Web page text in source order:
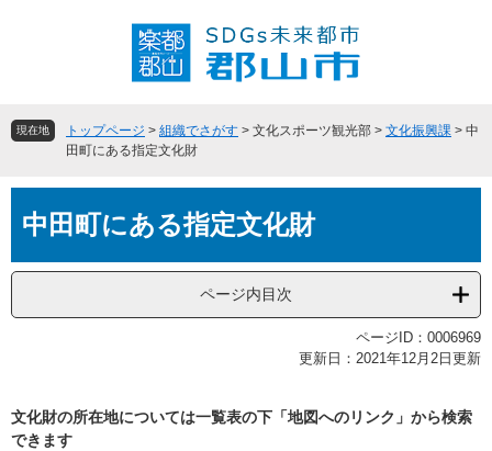
頭
飛
へ
現在地 トップページ > 組織でさがす > 文化スポーツ観光部 > 文化振興課 > 中
田町にある指定文化財
文中田町にある指定文化財
ページ内目次
ページID：0006969
更新日：2021年12月2日更新
文化財の所在地については一覧表の下「地図へのリンク」から検索
できます